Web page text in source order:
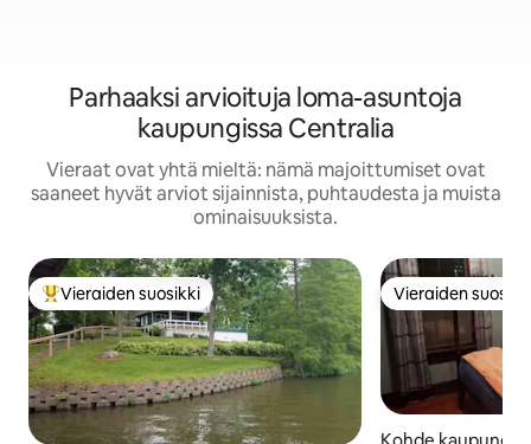
Parhaaksi arvioituja loma-asuntoja
kaupungissa Centralia
Vieraat ovat yhtä mieltä: nämä majoittumiset ovat
saaneet hyvät arviot sijainnista, puhtaudesta ja muista
ominaisuuksista.
Vieraiden suosikkien parhaimmistoa
Vieraiden suosikki Vieraiden
Vieraiden